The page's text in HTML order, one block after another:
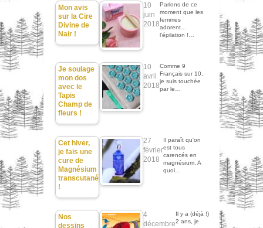
Mon avis
sur la Cire
Divine de
Nair !
10
juin
2018
Parlons de ce
moment que les
femmes
adorent...
l'épilation !…
Je soulage
mon dos
avec le
Tapis
Champ de
fleurs !
10
avril
2018
Comme 9
Français sur 10,
je suis touchée
par le…
Cet hiver,
je fais une
cure de
Magnésium
transcutané
!
27
février
2018
Il paraît qu'on
est tous
carencés en
magnésium. A
quoi…
Nos
dessins
4
décembre
Il y a (déjà !)
2 ans, je